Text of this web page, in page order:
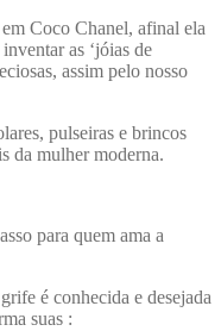
Coco Chanel, afinal ela
as ‘jóias de
assim pelo nosso
pulseiras e brincos
da mulher moderna.
para quem ama a
é conhecida e desejada
suas :